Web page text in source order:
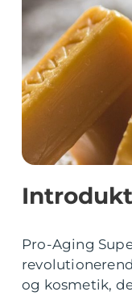
Pro-Aging
og kosmetik,